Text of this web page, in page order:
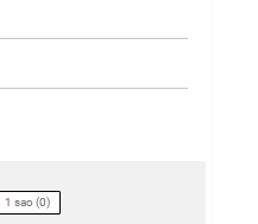
1 sao (0)